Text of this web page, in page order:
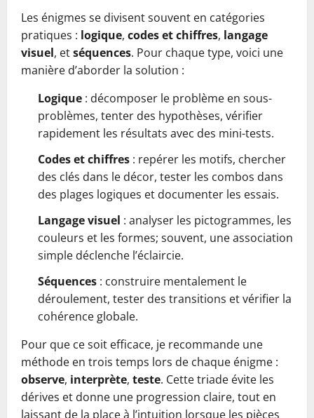
Les énigmes se divisent souvent en catégories
pratiques : logique, codes et chiffres, langage
visuel, etséquences. Pour chaque type, voici une
manière d’aborder la solution :
Logique : décomposer le problème en sous-
problèmes, tenter des hypothèses, vérifier
rapidement les résultats avec des mini-tests.
Codes et chiffres : repérer les motifs, chercher
des clés dans le décor, tester les combos dans
des plages logiques et documenter les essais.
Langage visuel : analyser les pictogrammes, les
couleurs et les formes; souvent, une association
simple déclenche l’éclaircie.
Séquences : construire mentalement le
déroulement, tester des transitions et vérifier la
cohérence globale.
Pour que ce soit efficace, je recommande une
méthode en trois temps lors de chaque énigme :
observe, interprète, teste. Cette triade évite les
dérives et donne une progression claire, tout en
laissant de la place à l’intuition lorsque les pièces